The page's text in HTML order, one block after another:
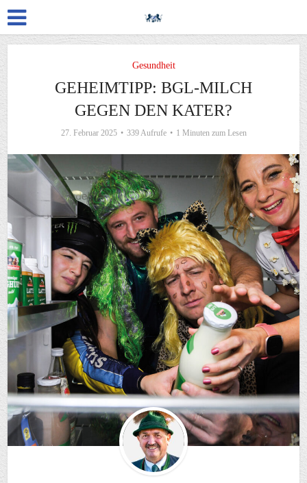
Gesundheit
GEHEIMTIPP: BGL-MILCH
GEGEN DEN KATER?
27. Februar 2025 339 Aufrufe 1 Minuten zum Lesen